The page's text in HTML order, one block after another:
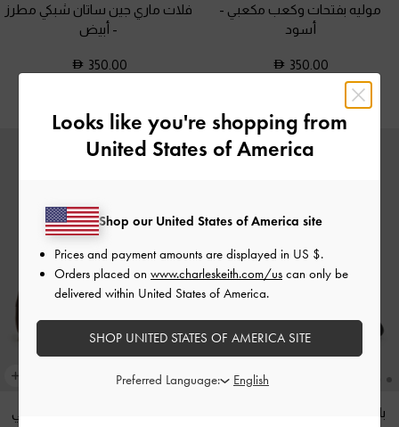
موليه بفتحات وكعب مكعبي -
أسود
350.00
فلات ماري جين ساتان شبكي مطرز
- أبيض
350.00
باليرينا ساتان مع فيونكة
بني
Looks like you're shopping from
United States of America
Shop our United States of America site
Prices and payment amounts are displayed in US $.
Orders placed on www.charleskeith.com/us can only be
delivered within United States of America.
SHOP UNITED STATES OF AMERICA SITE
Preferred Language: